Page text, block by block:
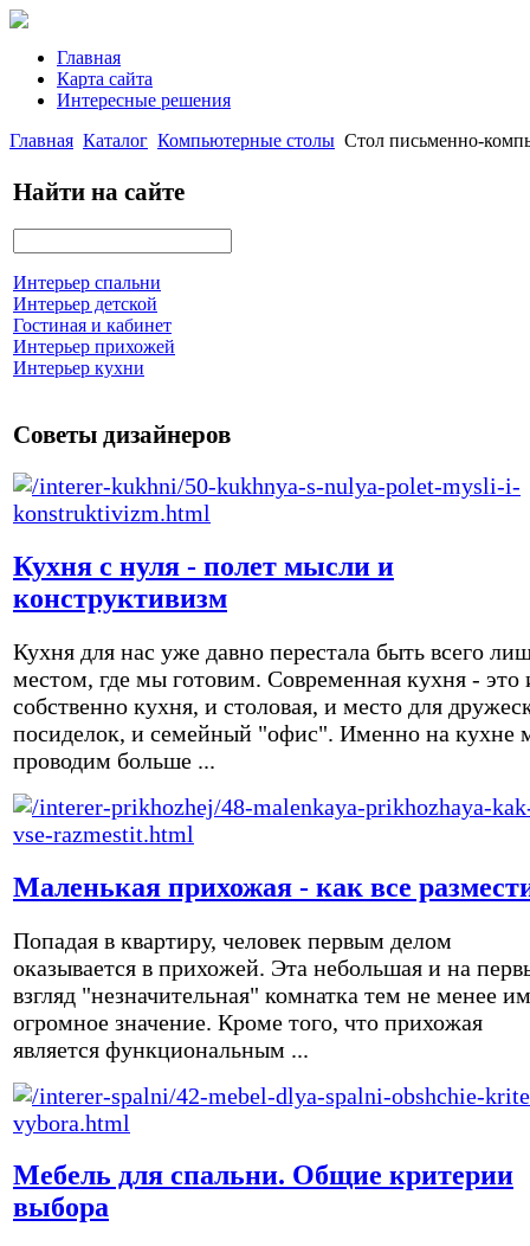
Главная
Карта сайта
Интересные решения
Главная Каталог Компьютерные столы Стол письменно-
Найти на сайте
Интерьер спальни
Интерьер детской
Гостиная и кабинет
Интерьер прихожей
Интерьер кухни
Советы дизайнеров
Кухня с нуля - полет мысли и
конструктивизм
Кухня для нас уже давно перестала быть всего
местом, где мы готовим. Современная кухня - это
собственно кухня, и столовая, и место для
посиделок, и семейный "офис". Именно на кухне
проводим больше ...
Маленькая прихожая - как все
Попадая в квартиру, человек первым делом
оказывается в прихожей. Эта небольшая и на
взгляд "незначительная" комнатка тем не менее
огромное значение. Кроме того, что прихожая
является функциональным ...
Мебель для спальни. Общие критерии
выбора